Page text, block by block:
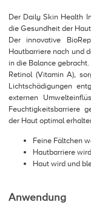
Der Daily Skin Health
die Gesundheit der
Der innovative
Hautbarriere nach und
in die Balance gebracht.
Retinol (Vitamin A),
Lichtschädigungen
externen
Feuchtigkeitsbarriere
der Haut optimal
Feine Fältchen
Hautbarriere
Haut wird und
Anwendung